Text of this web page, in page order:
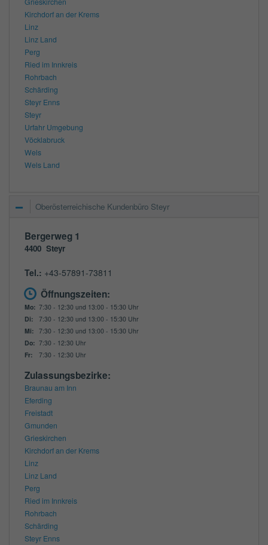
Kirchdorf an der Krems
Linz
Linz Land
Perg
Ried im Innkreis
Rohrbach
Schärding
Steyr Enns
Steyr
Urfahr Umgebung
Vöcklabruck
Wels
Wels Land
Oberösterreichische Kundenbüro Steyr
Bergerweg 1
4400 Steyr
Tel.: +43-57891-73811
Öffnungszeiten:
Mo: 7:30 - 12:30 und 13:00 - 15:30 Uhr
Di:
7:30 - 12:30 und 13:00 - 15:30 Uhr
Mi: 7:30 - 12:30 und 13:00 - 15:30 Uhr
Do: 7:30 - 12:30 Uhr
Fr:
7:30 - 12:30 Uhr
Zulassungsbezirke:
Braunau am Inn
Eferding
Freistadt
Gmunden
Grieskirchen
Kirchdorf an der Krems
Linz
Linz Land
Perg
Ried im Innkreis
Rohrbach
Schärding
Steyr Enns